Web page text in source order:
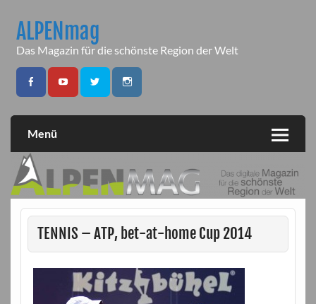
contentALPENmag
Das Magazin für die schönste Region der Welt
Menü
TENNIS – ATP, bet-at-home Cup 2014